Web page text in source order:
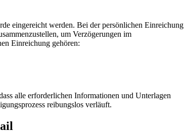
eingereicht werden. Bei der persönlichen Einreichung
um Verzögerungen im
Einreichung gehören:
alle erforderlichen Informationen und Unterlagen
reibungslos verläuft.